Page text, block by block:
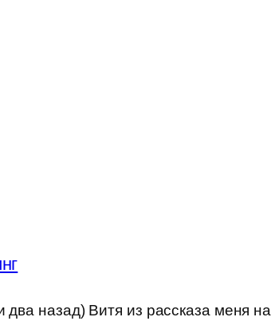
назад) Витя из рассказа меня